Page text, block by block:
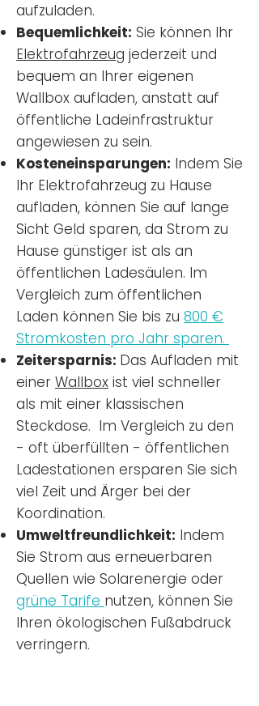
aufzuladen.
Bequemlichkeit: Sie können Ihr
Elektrofahrzeug jederzeit und
bequem an Ihrer eigenen
Wallbox aufladen, anstatt auf
öffentliche Ladeinfrastruktur
angewiesen zu sein.
Kosteneinsparungen: Indem Sie
Ihr Elektrofahrzeug zu Hause
aufladen, können Sie auf lange
Sicht Geld sparen, da Strom zu
Hause günstiger ist als an
öffentlichen Ladesäulen. Im
Vergleich zum öffentlichen
Laden können Sie bis zu 800 €
Stromkosten pro Jahr sparen.
Zeitersparnis: Das Aufladen mit
einer Wallbox ist viel schneller
als mit einer klassischen
Steckdose. Im Vergleich zu den
- oft überfüllten - öffentlichen
Ladestationen ersparen Sie sich
viel Zeit und Ärger bei der
Koordination.
Umweltfreundlichkeit: Indem
Sie Strom aus erneuerbaren
Quellen wie Solarenergie oder
grüne Tarife nutzen, können Sie
Ihren ökologischen Fußabdruck
verringern.